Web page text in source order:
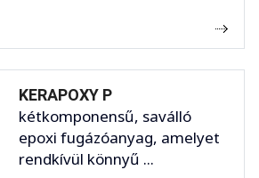
KERAPOXY P
kétkomponensű, saválló
epoxi fugázóanyag, amelyet
rendkívül könnyű ...